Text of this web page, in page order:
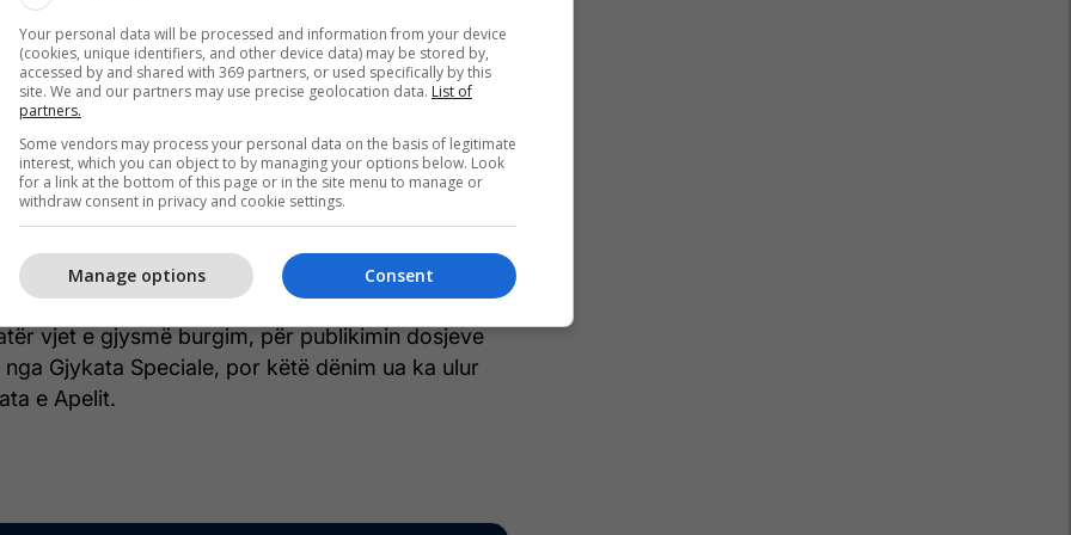
nga Gjykata e Apelit në Hagë, ka reaguar
e Nasim Haradinajt, Gjejlone Haradinaj.
në çfarë bazohet kjo gjykatë, Unë dhe Nasim
drejtësi. Si çdo herë krenar me ju”- Gjejlone
Themelore në Hagë, Gucatin e Haradinajn i kishte
vjet e gjysmë burgim, për publikimin dosjeve
Gjykata Speciale, por këtë dënim ua ka ulur
e Apelit.
Your personal data will be processed and information from your device
(cookies, unique identifiers, and other device data) may be stored by,
accessed by and shared with 369 partners, or used specifically by this
site. We and our partners may use precise geolocation data. List of
partners.
Some vendors may process your personal data on the basis of legitimate
interest, which you can object to by managing your options below. Look
for a link at the bottom of this page or in the site menu to manage or
withdraw consent in privacy and cookie settings.
Consent
Manage options